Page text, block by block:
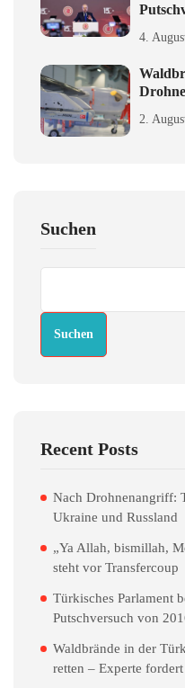
4.
2.
Suchen
Suchen
Recent Posts
Nach Drohnenangriff:
Ukraine und Russland
„Ya Allah, bismillah,
steht vor Transfercoup
Türkisches Parlament
Putschversuch von
Waldbrände in der
retten – Experte